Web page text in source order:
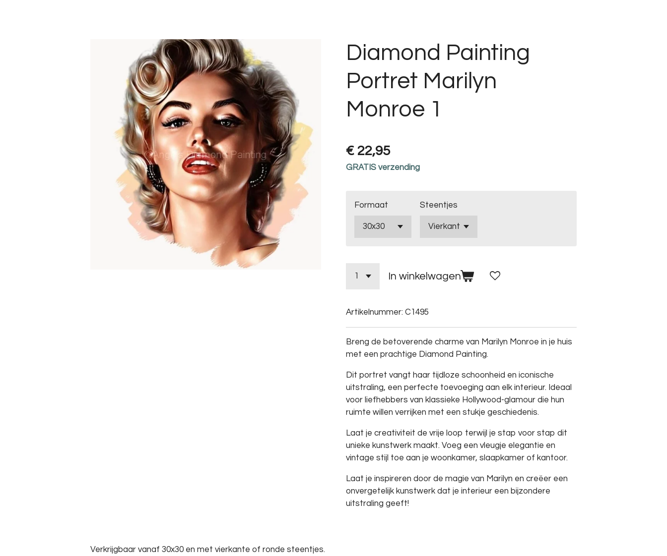
Diamond Painting
Portret Marilyn
Monroe 1
€ 22,95
GRATIS verzending
Formaat Steentjes
In winkelwagen
Artikelnummer: C1495
Breng de betoverende charme van Marilyn Monroe in je huis
met een prachtige Diamond Painting.
Dit portret vangt haar tijdloze schoonheid en iconische
uitstraling, een perfecte toevoeging aan elk interieur. Ideaal
voor liefhebbers van klassieke Hollywood-glamour die hun
ruimte willen verrijken met een stukje geschiedenis.
Laat je creativiteit de vrije loop terwijl je stap voor stap dit
unieke kunstwerk maakt. Voeg een vleugje elegantie en
vintage stijl toe aan je woonkamer, slaapkamer of kantoor.
Laat je inspireren door de magie van Marilyn en creëer een
onvergetelijk kunstwerk dat je interieur een bijzondere
uitstraling geeft!
Verkrijgbaar vanaf 30x30 en met vierkante of ronde steentjes.